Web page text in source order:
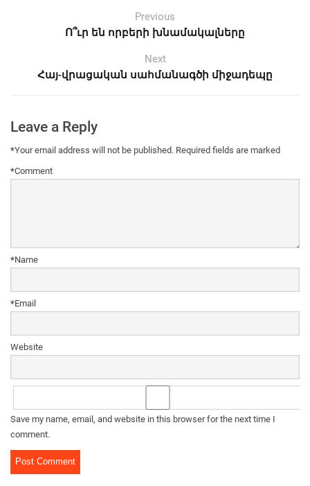
Previous
Ո՞ւր են որբերի խնամակալները
Next
Հայ-վրացական սահմանագծի միջադեպը
Leave a Reply
Your email address will not be published. Required fields are marked
*
Comment
*
Name
*
Email
*
Website
Save my name, email, and website in this browser for the next time I
comment.